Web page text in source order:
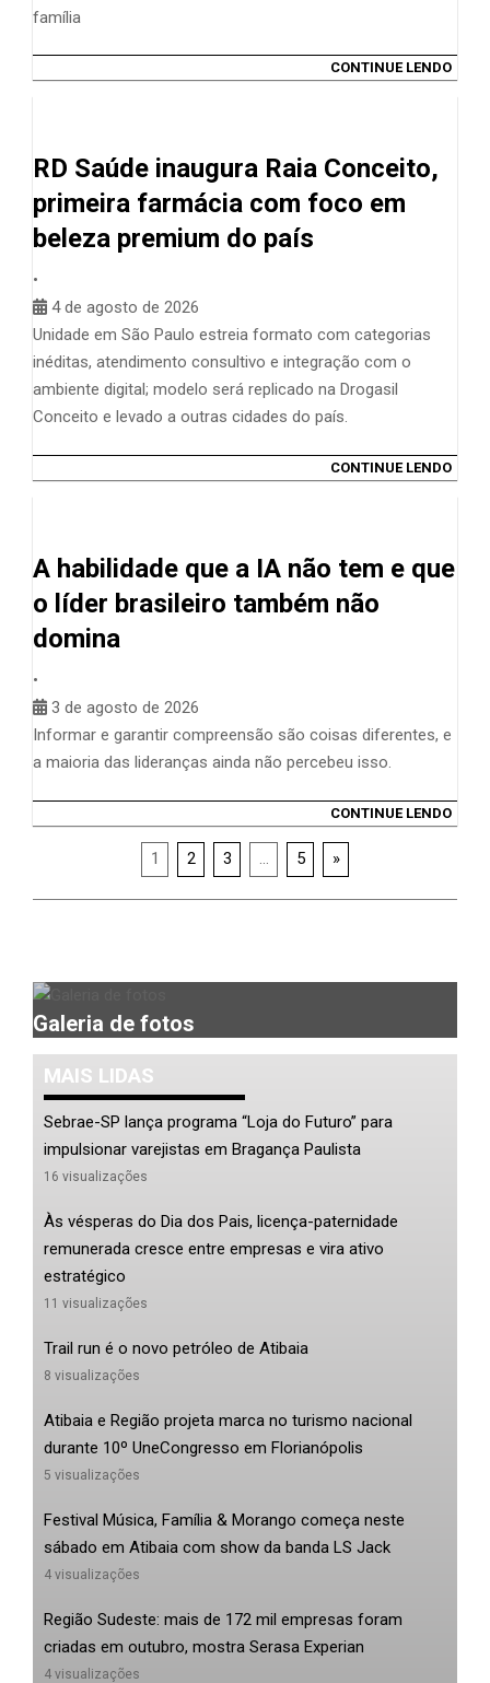
família
CONTINUE LENDO
RD Saúde inaugura Raia Conceito,
primeira farmácia com foco em
beleza premium do país
•
4 de agosto de 2026
Unidade em São Paulo estreia formato com categorias
inéditas, atendimento consultivo e integração com o
ambiente digital; modelo será replicado na Drogasil
Conceito e levado a outras cidades do país.
CONTINUE LENDO
A habilidade que a IA não tem e que
o líder brasileiro também não
domina
•
3 de agosto de 2026
Informar e garantir compreensão são coisas diferentes, e
a maioria das lideranças ainda não percebeu isso.
CONTINUE LENDO
1 2 3 … 5 »
Galeria de fotos
MAIS LIDAS
Sebrae-SP lança programa “Loja do Futuro” para
impulsionar varejistas em Bragança Paulista
16 visualizações
Às vésperas do Dia dos Pais, licença-paternidade
remunerada cresce entre empresas e vira ativo
estratégico
11 visualizações
Trail run é o novo petróleo de Atibaia
8 visualizações
Atibaia e Região projeta marca no turismo nacional
durante 10º UneCongresso em Florianópolis
5 visualizações
Festival Música, Família & Morango começa neste
sábado em Atibaia com show da banda LS Jack
4 visualizações
Região Sudeste: mais de 172 mil empresas foram
criadas em outubro, mostra Serasa Experian
4 visualizações